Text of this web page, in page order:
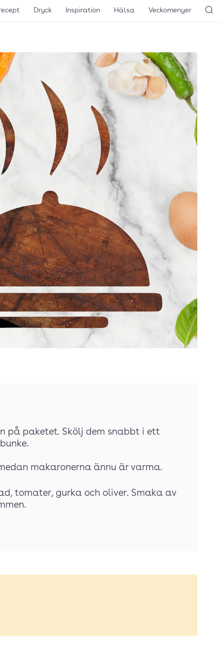
Dryck Inspiration Hälsa Veckomenyer
på paketet. Skölj dem snabbt i ett
makaronerna ännu är varma.
tomater, gurka och oliver. Smaka av